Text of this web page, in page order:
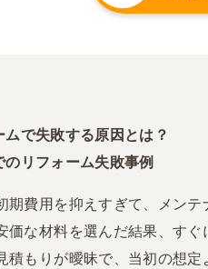
ムで失敗する原因とは？
のリフォーム失敗事例
期費用を抑えすぎて、メン
価な材料を選んだ結果、すぐ
積もりが曖昧で、当初の想